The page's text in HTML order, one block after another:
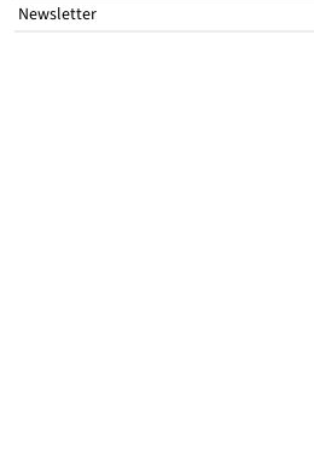
Newsletter